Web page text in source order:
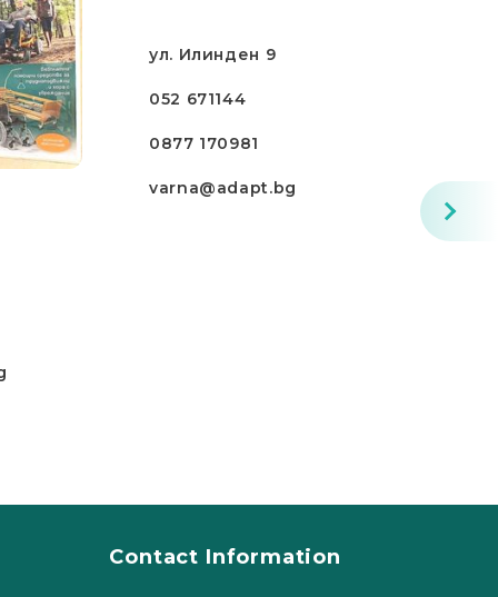
ул. Илинден 9
052 671144
0877 170981
varna@adapt.bg
Contact Information